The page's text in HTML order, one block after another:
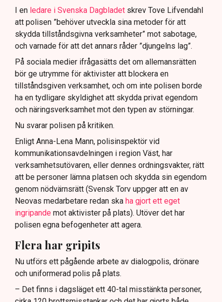
I en ledare i Svenska Dagbladet skrev Tove Lifvendahl
att polisen ”behöver utveckla sina metoder för att
skydda tillståndsgivna verksamheter” mot sabotage,
och varnade för att det annars råder ”djungelns lag”.
På sociala medier ifrågasätts det om allemansrätten
bör ge utrymme för aktivister att blockera en
tillståndsgiven verksamhet, och om inte polisen borde
ha en tydligare skyldighet att skydda privat egendom
och näringsverksamhet mot den typen av störningar.
Nu svarar polisen på kritiken.
Enligt Anna-Lena Mann, polisinspektör vid
kommunikationsavdelningen i region Väst, har
verksamhetsutövaren, eller dennes ordningsvakter, rätt
att be personer lämna platsen och skydda sin egendom
genom nödvärnsrätt (Svensk Torv uppger att en av
Neovas medarbetare redan ska ha gjort ett eget
ingripande mot aktivister på plats). Utöver det har
polisen egna befogenheter att agera.
Flera har gripits
Nu utförs ett pågående arbete av dialogpolis, drönare
och uniformerad polis på plats.
– Det finns i dagsläget ett 40-tal misstänkta personer,